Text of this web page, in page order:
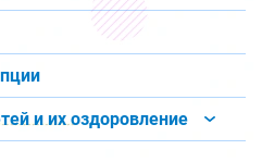
и их оздоровление